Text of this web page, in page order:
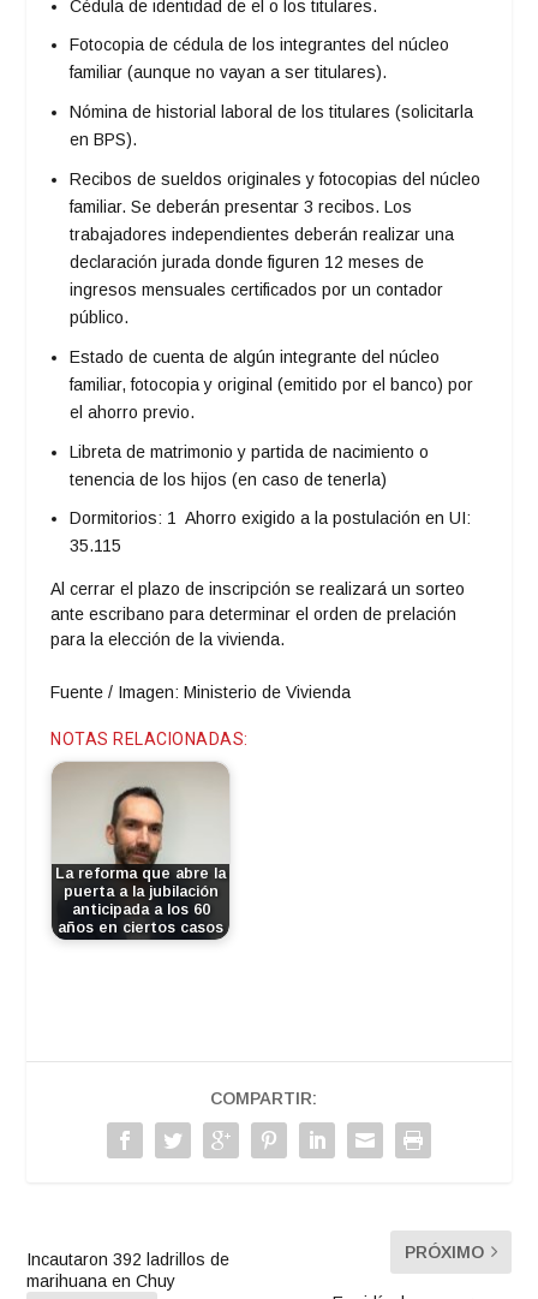
Cédula de identidad de el o los titulares.
Fotocopia de cédula de los integrantes del núcleo
familiar (aunque no vayan a ser titulares).
Nómina de historial laboral de los titulares (solicitarla
en BPS).
Recibos de sueldos originales y fotocopias del núcleo
familiar. Se deberán presentar 3 recibos. Los
trabajadores independientes deberán realizar una
declaración jurada donde figuren 12 meses de
ingresos mensuales certificados por un contador
público.
Estado de cuenta de algún integrante del núcleo
familiar, fotocopia y original (emitido por el banco) por
el ahorro previo.
Libreta de matrimonio y partida de nacimiento o
tenencia de los hijos (en caso de tenerla)
Dormitorios: 1 Ahorro exigido a la postulación en UI:
35.115
Al cerrar el plazo de inscripción se realizará un sorteo
ante escribano para determinar el orden de prelación
para la elección de la vivienda.
Fuente / Imagen: Ministerio de Vivienda
NOTAS RELACIONADAS:
La reforma que abre la
puerta a la jubilación
anticipada a los 60
años en ciertos casos
COMPARTIR:
Incautaron 392 ladrillos de
marihuana en Chuy
PRÓXIMO